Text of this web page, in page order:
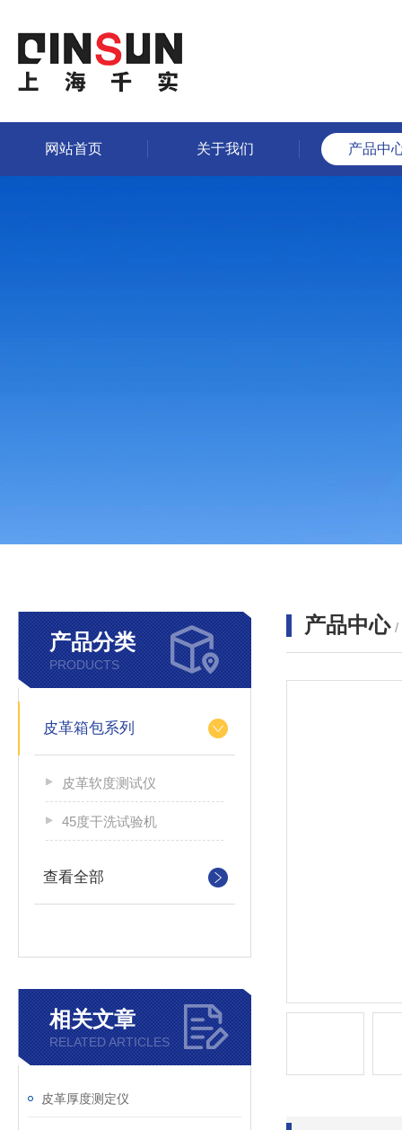
网站首页 关于我们 产品中
产品分类
PRODUCTS
皮革箱包系列
皮革软度测试仪
45度干洗试验机
查看全部
相关文章
RELATED ARTICLES
皮革厚度测定仪
产品中心 /